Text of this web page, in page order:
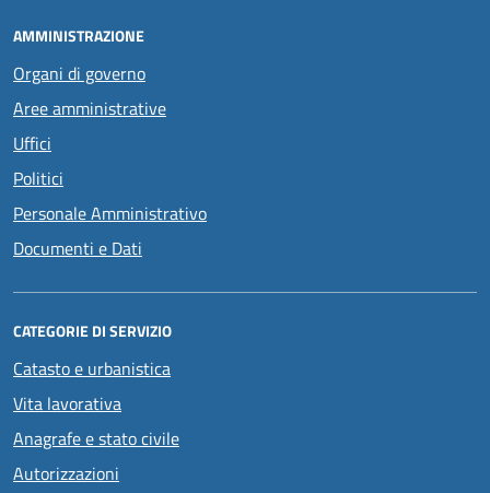
AMMINISTRAZIONE
Organi di governo
Aree amministrative
Uffici
Politici
Personale Amministrativo
Documenti e Dati
CATEGORIE DI SERVIZIO
Catasto e urbanistica
Vita lavorativa
Anagrafe e stato civile
Autorizzazioni